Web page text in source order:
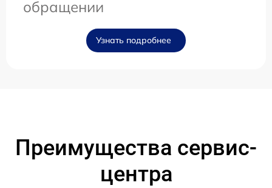
обращении
Узнать подробнее
Преимущества сервис-
центра